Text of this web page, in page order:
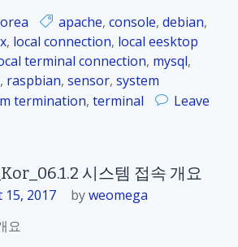
apache, console, debian,
, local connection, local eesktop
terminal connection, mysql,
, raspbian, sensor, system
termination, terminal
Leave
시스템 접속 개요
15, 2017 byweomega
요